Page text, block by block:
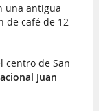
una antigua
de café de 12
centro de San
Juan